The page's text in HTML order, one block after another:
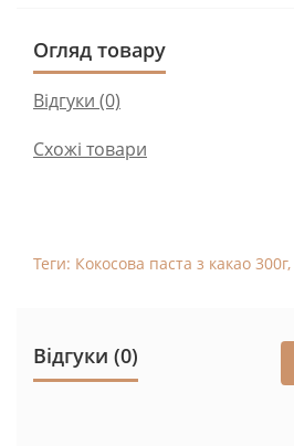
Огляд товару
Відгуки (0)
Схожі товари
Теги: Кокосова паста з какао 300г,
Відгуки (0)